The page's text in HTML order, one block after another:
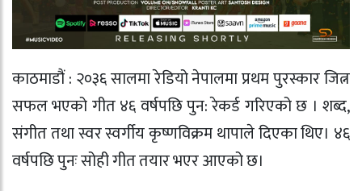
काठमाडौं : २०३६ सालमा रेडियो नेपालमा प्रथम पुरस्कार जित्न
सफल भएको गीत ४६ वर्षपछि पुन: रेकर्ड गरिएको छ । शब्द,
संगीत तथा स्वर स्वर्गीय कृष्णविक्रम थापाले दिएका थिए। ४६
वर्षपछि पुनः सोही गीत तयार भएर आएको छ।